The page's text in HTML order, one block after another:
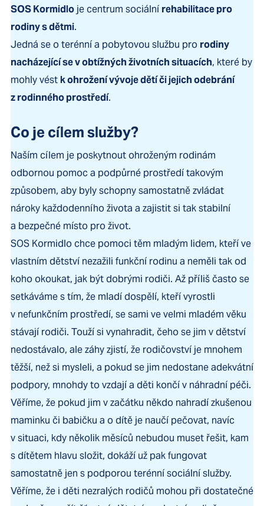
SOS Kormidlo je centrum sociálnírehabilitace pro
rodiny s dětmi.
Jedná se o terénní a pobytovou službu pro rodiny
nacházející se v obtížných životních situacích, které by
mohly vést k ohrožení vývoje dětí či jejich odebrání
z rodinného prostředí.
Co je cílem služby?
Naším cílem je poskytnout ohroženým rodinám
odbornou pomoc a podpůrné prostředí takovým
způsobem, aby byly schopny samostatně zvládat
nároky každodenního života a zajistit si tak stabilní
a bezpečné místo pro život.
SOS Kormidlo chce pomoci těm mladým lidem, kteří ve
vlastním dětství nezažili funkční rodinu a neměli tak od
koho okoukat, jak být dobrými rodiči. Až příliš často se
setkáváme s tím, že mladí dospělí, kteří vyrostli
v nefunkčním prostředí, se sami ve velmi mladém věku
stávají rodiči. Touží si vynahradit, čeho se jim v dětství
nedostávalo, ale záhy zjistí, že rodičovství je mnohem
těžší, než si mysleli, a pokud se jim nedostane adekvátní
podpory, mnohdy to vzdají a děti končí v náhradní péči.
Věříme, že pokud jim v začátku někdo nahradí zkušenou
maminku či babičku a o dítě je naučí pečovat, navíc
v situaci, kdy několik měsíců nebudou muset řešit, kam
s dítětem hlavu složit, dokáží už pak fungovat
samostatně jen s podporou terénní sociální služby.
Věříme, že i děti nezralých rodičů mohou při dostatečné